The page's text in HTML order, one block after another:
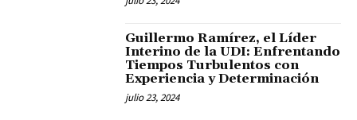
Guillermo Ramírez, el Líder
Interino de la UDI: Enfrentando
Tiempos Turbulentos con
Experiencia y Determinación
julio 23, 2024